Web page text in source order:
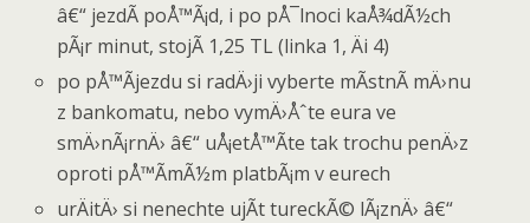
â€“ jezdÃ­ poÅ™Ã¡d, i po pÅ¯lnoci kaÅ¾dÃ½ch
pÃ¡r minut, stojÃ­ 1,25 TL (linka 1, Äi 4)
po pÅ™Ã­jezdu si radÄ›ji vyberte mÃ­stnÃ­ mÄ›nu
z bankomatu, nebo vymÄ›Åˆte eura ve
smÄ›nÃ¡rnÄ› â€“ uÅ¡etÅ™Ã­te tak trochu penÄ›z
oproti pÅ™Ã­mÃ½m platbÃ¡m v eurech
urÄitÄ› si nenechte ujÃ­t tureckÃ© lÃ¡znÄ› â€“